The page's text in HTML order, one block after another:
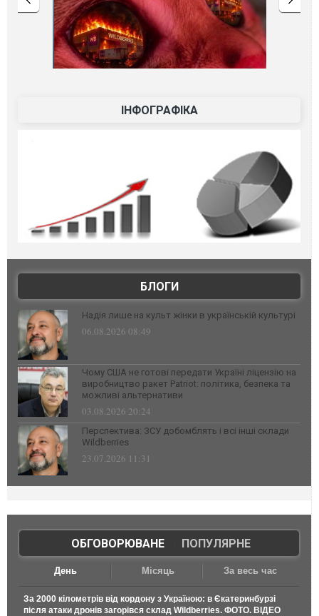
ІНФОГРАФІКА
БЛОГИ
Надія лише на культ жінки в українській культурі
06.08.2026 08:49
Чому США не готові передати Україні ліцензію на
виробництво ракет Patriot: політика, безпека та
можливі альтернативи
03.08.2026 20:24
Перспектива: ЗСУ добомблять і всі інші склади
Wildberries
23.07.2026 11:31
ОБГОВОРЮВАНЕ| ПОПУЛЯРНЕ
День Місяць За весь час
За 2000 кілометрів від кордону з Україною: в Єкатеринбурзі
після атаки дронів загорівся склад Wildberries. ФОТО. ВІДЕО